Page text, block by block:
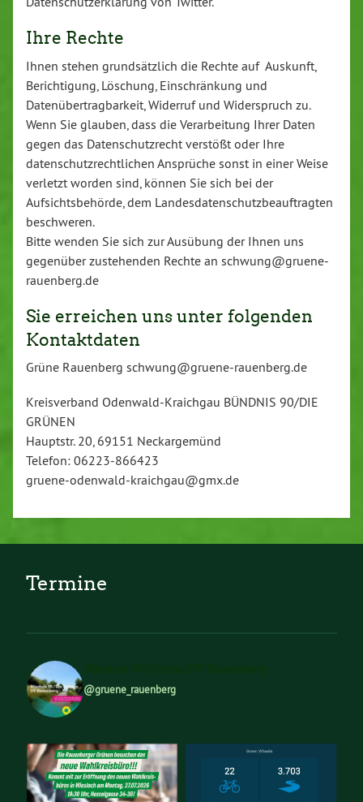
Ihre Rechte
Ihnen stehen grundsätzlich die Rechte auf Auskunft,
Berichtigung, Löschung, Einschränkung und
Datenübertragbarkeit, Widerruf und Widerspruch zu.
Wenn Sie glauben, dass die Verarbeitung Ihrer Daten
gegen das Datenschutzrecht verstößt oder Ihre
datenschutzrechtlichen Ansprüche sonst in einer Weise
verletzt worden sind, können Sie sich bei der
Aufsichtsbehörde, dem Landesdatenschutzbeauftragten
beschweren.
Bitte wenden Sie sich zur Ausübung der Ihnen uns
gegenüber zustehenden Rechte an schwung@gruene-
rauenberg.de
Sie erreichen uns unter folgenden
Kontaktdaten
Grüne Rauenberg schwung@gruene-rauenberg.de
Kreisverband Odenwald-Kraichgau BÜNDNIS 90/DIE
GRÜNEN
Hauptstr. 20, 69151 Neckargemünd
Telefon: 06223-866423
gruene-odenwald-kraichgau@gmx.de
Termine
@gruene_rauenberg